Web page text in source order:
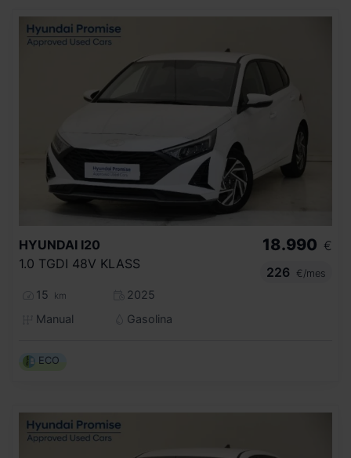
HYUNDAI I20
1.0 TGDI 48V KLASS
15 km
2025
Manual
Gasolina
18.990 €
226
€/mes
ECO